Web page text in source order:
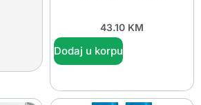
43.10 KM
Dodaj u korpu